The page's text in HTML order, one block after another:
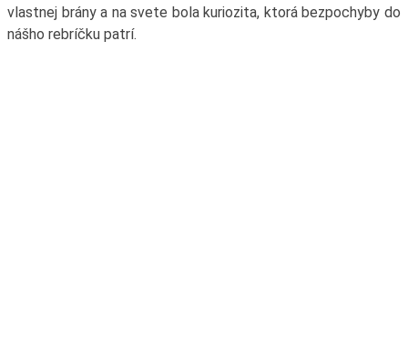
vlastnej brány a na svete bola kuriozita, ktorá bezpochyby do
nášho rebríčku patrí.